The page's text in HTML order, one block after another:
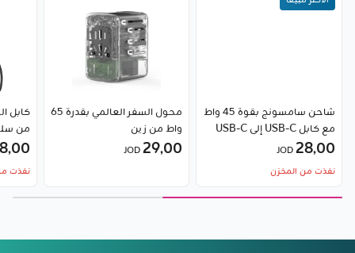
شاحن سامسونج بقوة 45 واط
مع كابل ‎USB-C إلى USB-C
بقدرة ‎ 5أمبير
28٫00
نفذت من المخزن
محول السفر العالمي بقدرة 65
واط من زين
29٫00JOD
كابل
نفذت